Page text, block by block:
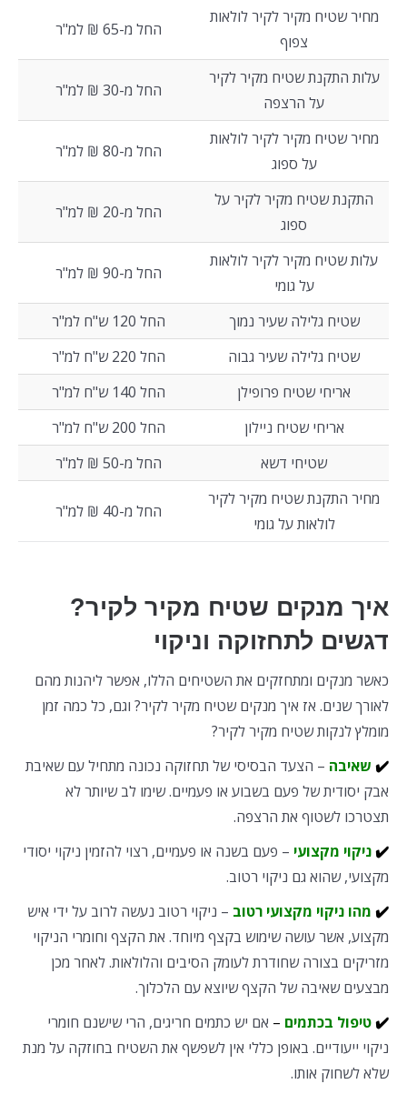
מחיר שטיח מקיר לקיר לולאות
צפוף
החל מ-65 ₪ למ"ר
עלות התקנת שטיח מקיר לקיר
על הרצפה
החל מ-30 ₪ למ"ר
מחיר שטיח מקיר לקיר לולאות
על ספוג
החל מ-80 ₪ למ"ר
התקנת שטיח מקיר לקיר על
ספוג
החל מ-20 ₪ למ"ר
עלות שטיח מקיר לקיר לולאות
על גומי
החל מ-90 ₪ למ"ר
שטיח גלילה שעיר נמוך
החל 120 ש"ח למ"ר
שטיח גלילה שעיר גבוה
החל 220 ש"ח למ"ר
אריחי שטיח פרופילן
החל 140 ש"ח למ"ר
אריחי שטיח ניילון
החל 200 ש"ח למ"ר
שטיחי דשא
החל מ-50 ₪ למ"ר
מחיר התקנת שטיח מקיר לקיר
לולאות על גומי
החל מ-40 ₪ למ"ר
איך מנקים שטיח מקיר לקיר?
דגשים לתחזוקה וניקוי
כאשר מנקים ומתחזקים את השטיחים הללו, אפשר ליהנות מהם
לאורך שנים. אז איך מנקים שטיח מקיר לקיר? וגם, כל כמה זמן
מומלץ לנקות שטיח מקיר לקיר?
✔️ שאיבה – הצעד הבסיסי של תחזוקה נכונה מתחיל עם שאיבת
אבק יסודית של פעם בשבוע או פעמיים. שימו לב שיותר לא
תצטרכו לשטוף את הרצפה.
✔️ניקוי מקצועי – פעם בשנה או פעמיים, רצוי להזמין ניקוי יסודי
מקצועי, שהוא גם ניקוי רטוב.
✔️ מהו ניקוי מקצועי רטוב – ניקוי רטוב נעשה לרוב על ידי איש
מקצוע, אשר עושה שימוש בקצף מיוחד. את הקצף וחומרי הניקוי
מזריקים בצורה שחודרת לעומק הסיבים והלולאות. לאחר מכן
מבצעים שאיבה של הקצף שיוצא עם הלכלוך.
✔️טיפול בכתמים – אם יש כתמים חריגים, הרי שישנם חומרי
ניקוי ייעודיים. באופן כללי אין לשפשף את השטיח בחוזקה על מנת
שלא לשחוק אותו.